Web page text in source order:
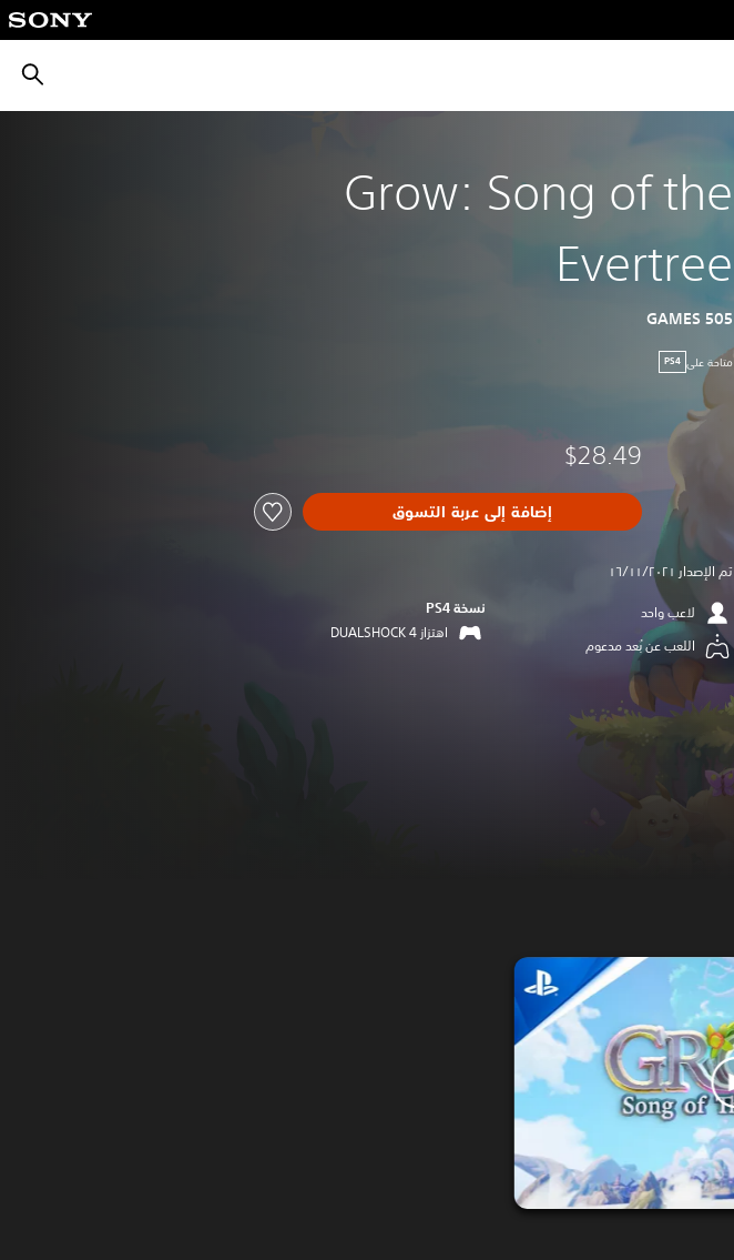
Grow: Song of the
Evertree
505 GAMES
متاحة على PS4
$28.49
إضافة إلى عربة التسوق
تم الإصدار ١٦/١١/٢٠٢١
لاعب واحد
اللعب عن بُعد مدعوم
نسخة PS4‏
اهتزاز DUALSHOCK 4‏